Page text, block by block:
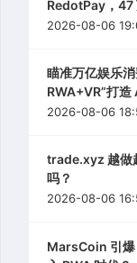
RedotPay，47
2026-08-06
瞄准万亿娱乐
RWA+VR”打造
2026-08-06
trade.xyz 越做
吗？
2026-08-06
MarsCoin 引